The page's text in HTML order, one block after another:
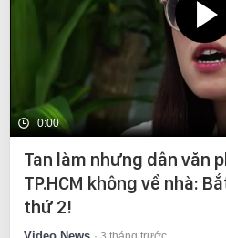
0:00
Tan làm nhưng dân văn
TP.HCM không về nhà:
thứ 2!